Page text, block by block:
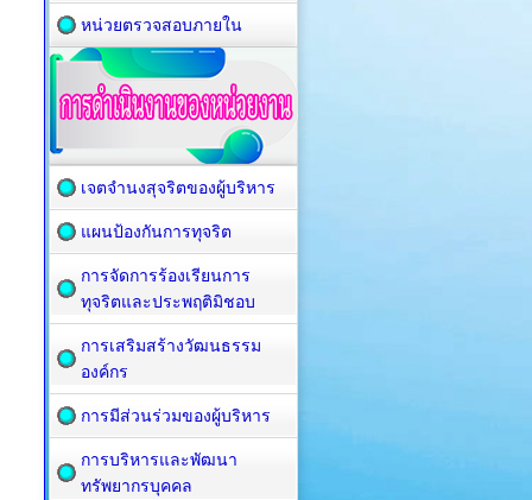
หน่วยตรวจสอบภายใน
เจตจำนงสุจริตของผู้บริหาร
แผนป้องกันการทุจริต
การจัดการร้องเรียนการ
ทุจริตและประพฤติมิชอบ
การเสริมสร้างวัฒนธรรม
องค์กร
การมีส่วนร่วมของผู้บริหาร
การบริหารและพัฒนา
ทรัพยากรบุคคล